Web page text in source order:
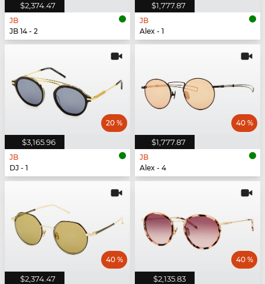
$2,374.47
JB
JB 14 - 2
$1,777.87
JB
Alex - 1
$3,165.96
20 %
JB
DJ - 1
$1,777.87
40 %
JB
Alex - 4
$2,374.47
40 %
$2,135.83
40 %